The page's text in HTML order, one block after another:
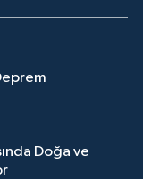
Doğa ve